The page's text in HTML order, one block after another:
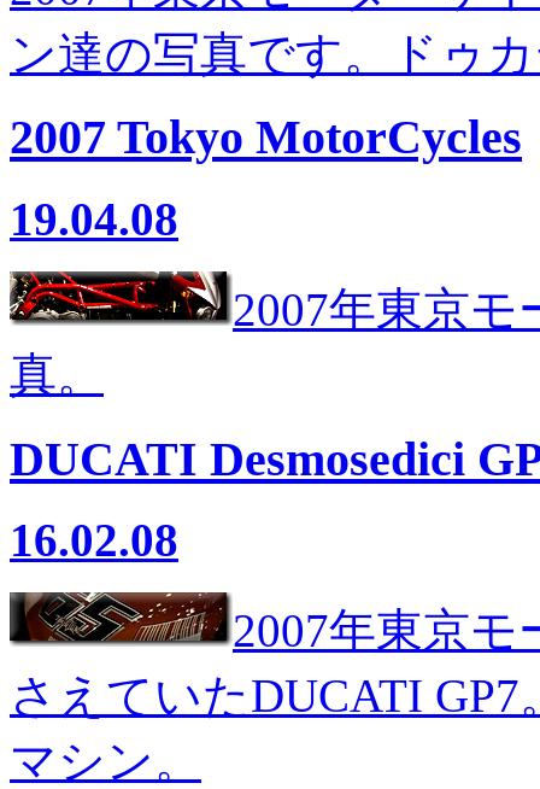
ン達の写真です。ドゥ
2007 Tokyo MotorCycles
19.04.08
2007年東京
真。
DUCATI Desmosedici
16.02.08
2007年東京
さえていたDUCATI
マシン。